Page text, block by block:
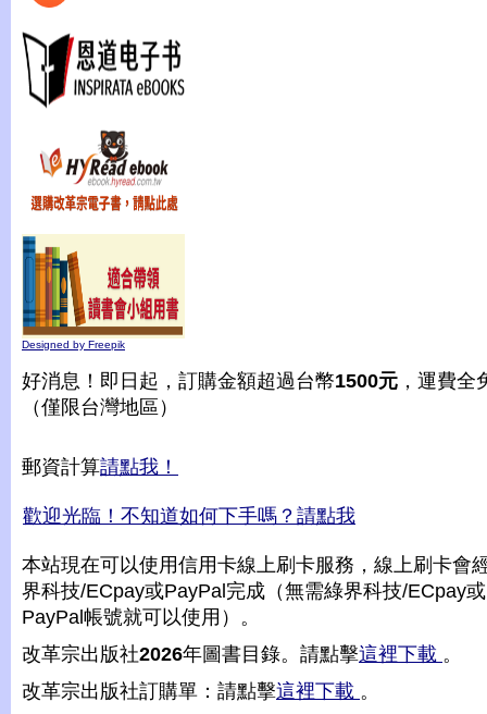
Designed by Freepik
好消息！即日起，訂購金額超過台幣1500元 ，運費全
（僅限台灣地區）
郵資計算請點我！
歡迎光臨！不知道如何下手嗎？請點我
本站現在可以使用信用卡線上刷卡服務，線上刷卡會
界科技/ECpay或PayPal完成（無需綠界科技/ECpay或
PayPal帳號就可以使用）。
改革宗出版社2026年圖書目錄。請點擊這裡下載 。
改革宗出版社訂購單：請點擊這裡下載 。